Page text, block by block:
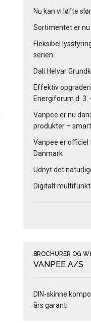
Nu kan vi løfte
Sortimentet er nu
Fleksibel
serien
Dali Helvar
Effektiv
Energiforum d. 3.
Vanpee er nu
produkter –
Vanpee er
Danmark
Udnyt det
Digitalt
BROCHURER OG
VANPEE A/S
DIN-skinne
års garanti